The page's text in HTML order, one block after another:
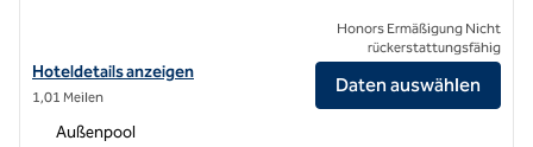
Hoteldetails für das Hilton Arcadia Los Angeles anzeigen
Hoteldetails anzeigen
1,01 Meilen
Honors Ermäßigung Nicht
rückerstattungsfähig
Daten auswählen
Außenpool